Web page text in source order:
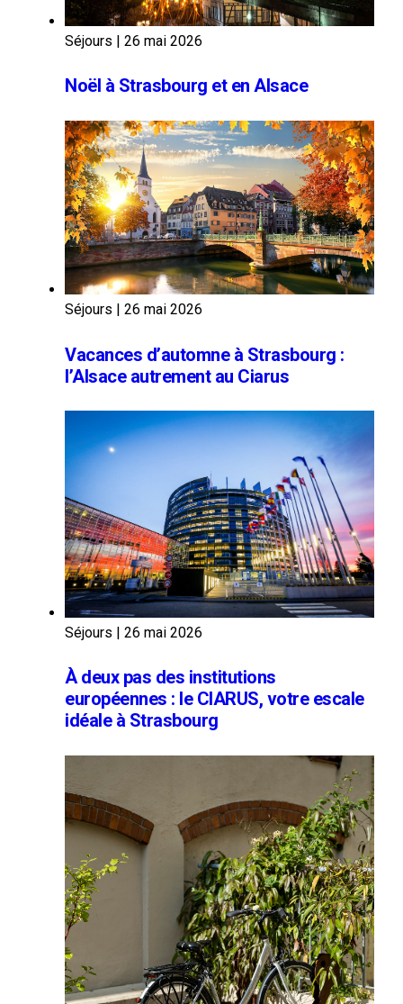
Séjours | 26 mai 2026
Noël à Strasbourg et en Alsace
Séjours 26 mai 2026
Vacances d’automne à Strasbourg :
l’Alsace autrement au Ciarus
Séjours | 26 mai 2026
À deux pas des institutions
européennes : le CIARUS, votre escale
idéale à Strasbourg